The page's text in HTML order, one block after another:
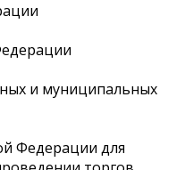
и муниципальных
Федерации для